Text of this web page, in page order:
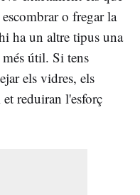
o fregar la
ha un altre tipus una
útil. Si tens
els vidres, els
reduiran l'esforç